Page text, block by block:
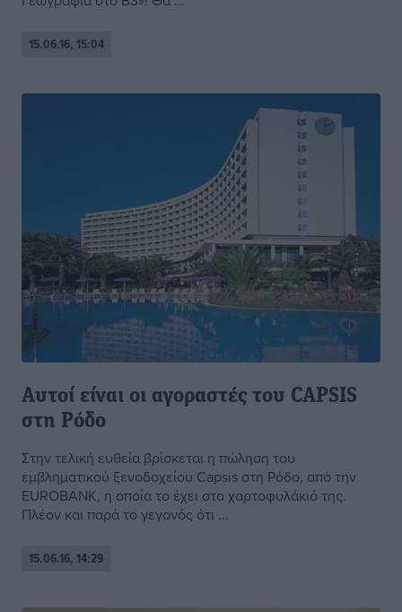
15.06.16, 15:04
Αυτοί είναι οι αγοραστές του CAPSIS
στη Ρόδο
Στην τελική ευθεία βρίσκεται η πώληση του
εμβληματικού ξενοδοχείου Capsis στη Ρόδο, από την
EUROBANK, η οποία το έχει στο χαρτοφυλάκιό της.
Πλέον και παρά το γεγονός ότι ...
15.06.16, 14:29